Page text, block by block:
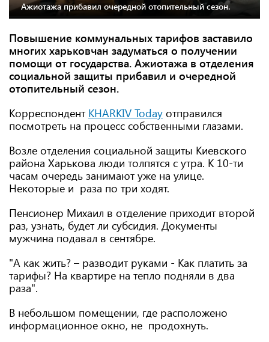
Ажиотажа прибавил очередной отопительный сезон.
Повышение коммунальных тарифов заставило
многих харьковчан задуматься о получении
помощи от государства. Ажиотажа в отделения
социальной защиты прибавил и очередной
отопительный сезон.
Корреспондент KHARKIV Today отправился
посмотреть на процесс собственными глазами.
Возле отделения социальной защиты Киевского
района Харькова люди толпятся с утра. К 10-ти
часам очередь занимают уже на улице.
Некоторые и раза по три ходят.
Пенсионер Михаил в отделение приходит второй
раз, узнать, будет ли субсидия. Документы
мужчина подавал в сентябре.
"А как жить? – разводит руками - Как платить за
тарифы? На квартире на тепло подняли в два
раза".
В небольшом помещении, где расположено
информационное окно, не продохнуть.